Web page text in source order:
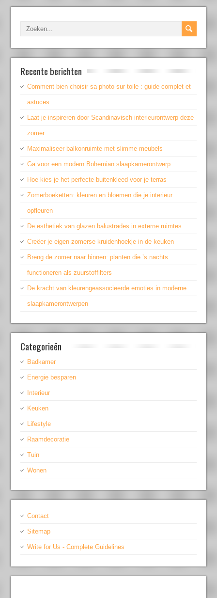
Recente berichten
Comment bien choisir sa photo sur toile : guide complet et
astuces
Laat je inspireren door Scandinavisch interieurontwerp deze
zomer
Maximaliseer balkonruimte met slimme meubels
Ga voor een modern Bohemian slaapkamerontwerp
Hoe kies je het perfecte buitenkleed voor je terras
Zomerboeketten: kleuren en bloemen die je interieur
opfleuren
De esthetiek van glazen balustrades in externe ruimtes
Creëer je eigen zomerse kruidenhoekje in de keuken
Breng de zomer naar binnen: planten die ’s nachts
functioneren als zuurstoffilters
De kracht van kleurengeassocieerde emoties in moderne
slaapkamerontwerpen
Categorieën
Badkamer
Energie besparen
Interieur
Keuken
Lifestyle
Raamdecoratie
Tuin
Wonen
Contact
Sitemap
Write for Us - Complete Guidelines